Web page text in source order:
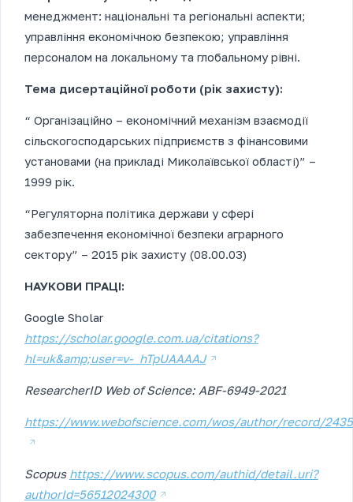
менеджмент: національні та регіональні аспекти;
управління економічною безпекою; управління
персоналом на локальному та глобальному рівні.
Тема дисертаційної роботи (рік захисту):
“ Організаційно – економічний механізм взаємодії
сільскогосподарських підприємств з фінансовими
установами (на прикладі Миколаївської області)” –
1999 рік.
“Регуляторна політика держави у сфері
забезпечення економічної безпеки аграрного
сектору” – 2015 рік захисту (08.00.03)
НАУКОВИ ПРАЦІ:
Google Sholar
https://scholar.google.com.ua/citations?
hl=uk&amp;user=v-_hTpUAAAAJ
ResearcherID Web of Science: ABF-6949-2021
https://www.webofscience.com/wos/author/record/
Scopus https://www.scopus.com/authid/detail.uri?
authorId=56512024300